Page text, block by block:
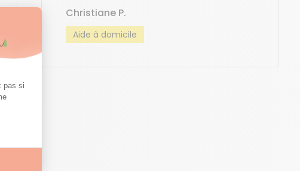
Christiane P.
Aide à domicile